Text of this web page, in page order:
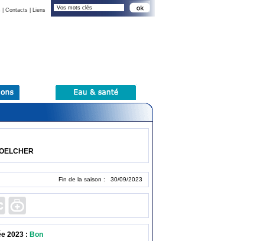
| Contacts| Liens
Fin de la saison : 30/09/2023
2023 : Bon